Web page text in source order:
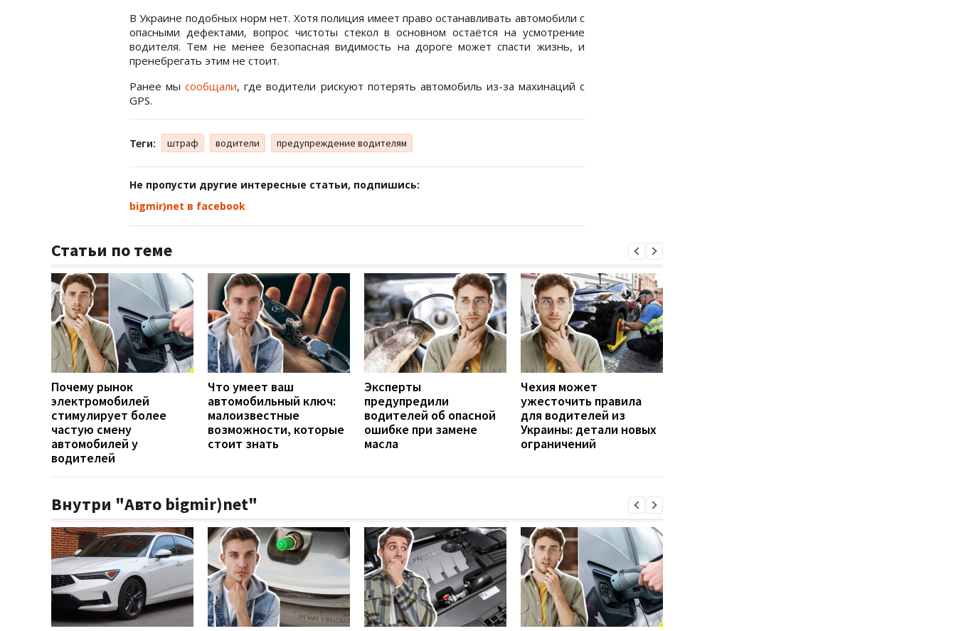
В Украине подобных норм нет. Хотя полиция имеет право останавливать автомобили с
опасными дефектами, вопрос чистоты стекол в основном остаётся на усмотрение
водителя. Тем не менее безопасная видимость на дороге может спасти жизнь, и
пренебрегать этим не стоит.
Ранее мысообщали, где водители рискуют потерять автомобиль из-за махинаций с
GPS.
Теги: штраф водители предупреждение водителям
Не пропусти другие интересные статьи, подпишись:
bigmir)net в facebook
Статьи по теме
Почему рынок
электромобилей
стимулирует более
частую смену
автомобилей у
водителей
Что умеет ваш
автомобильный ключ:
малоизвестные
возможности, которые
стоит знать
Эксперты
предупредили
водителей об опасной
ошибке при замене
масла
Чехия может
ужесточить правила
для водителей из
Украины: детали новых
ограничений
Внутри "Авто bigmir)net"